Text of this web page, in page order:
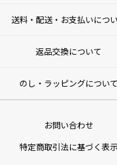
送料・配送・お支払いにつ
返品交換について
のし・ラッピングについて
お問い合わせ
特定商取引法に基づく表